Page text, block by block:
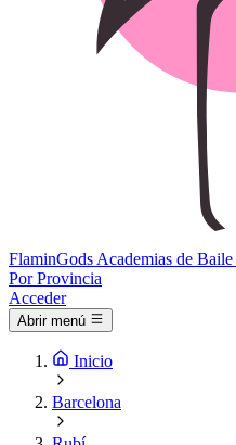
FlaminGods Academias de
Por Provincia
Acceder
Abrir menú
Inicio
Barcelona